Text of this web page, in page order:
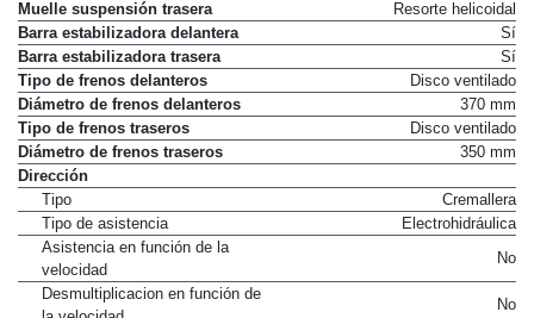
Muelle suspensión trasera
Resorte helicoidal
Barra estabilizadora delantera
Sí
Barra estabilizadora trasera
Sí
Tipo de frenos delanteros
Disco ventilado
Diámetro de frenos delanteros
370 mm
Tipo de frenos traseros
Disco ventilado
Diámetro de frenos traseros
350 mm
Dirección
Tipo
Cremallera
Tipo de asistencia
Electrohidráulica
Asistencia en función de la
velocidad
No
Desmultiplicacion en función de
No